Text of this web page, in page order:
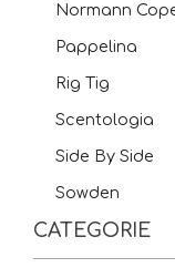
Normann
Pappelina
Rig Tig
Scentologia
Side By Side
Sowden
CATEGORIE